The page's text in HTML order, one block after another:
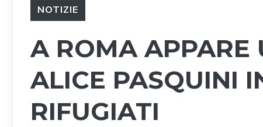
NOTIZIE
A ROMA APPARE
ALICE PASQUINI
RIFUGIATI